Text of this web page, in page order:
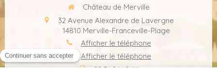
Château de Merville
32 Avenue Alexandre de Lavergne
14810 Merville-Franceville-Plage
Afficher le téléphone
Afficher le téléphone
02 31 24 19 64